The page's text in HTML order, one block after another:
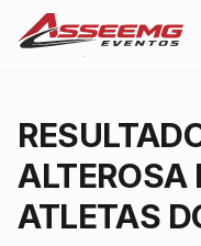
ALTEROSA
ATLETAS